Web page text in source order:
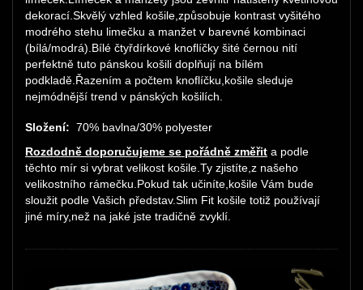
dekorací.Skvělý vzhled košile,způsobuje kontrast vyšitého
modrého stehu limečku a manžet v barevné kombinaci
(bílá/modrá).Bílé čtyřdírkové knoflíčky šité černou nití
perfektně tuto pánskou košili doplňují na bílém
podkladě.Řazením a počtem knoflíčku,košile sleduje
nejmódnější trend v pánských košilích.
Složení: 70% bavlna/30% polyester
Rozdodně doporučujeme se pořádně změřit a podle
těchto mír si vybrat velikost košile.Ty zjistíte,z našeho
velikostního rámečku.Pokud tak učiníte,košile Vám bude
sloužit podle Vašich představ.Slim Fit košile totiž používají
jiné míry,než na jaké jste tradičně zvyklí.